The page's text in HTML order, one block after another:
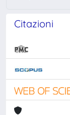
Citazioni